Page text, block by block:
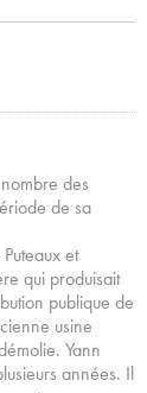
des
de sa
et
qui produisait
publique de
usine
Yann
années. Il